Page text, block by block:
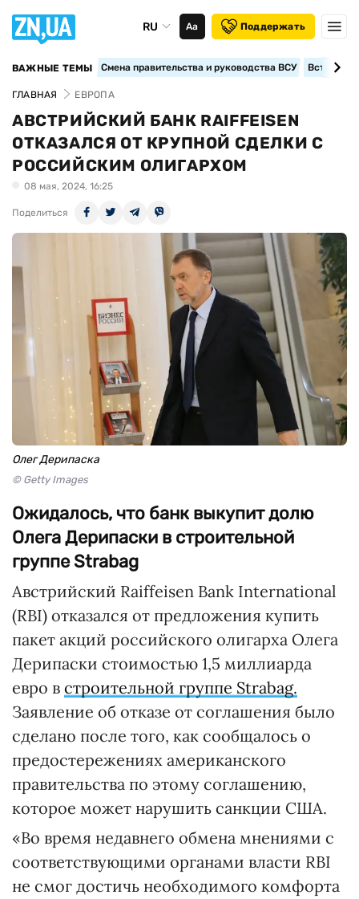
RU Аа Поддержать
ВАЖНЫЕ ТЕМЫ Смена правительства и руководства ВСУ
ГЛАВНАЯ ЕВРОПА
АВСТРИЙСКИЙ БАНК RAIFFEISEN
ОТКАЗАЛСЯ ОТ КРУПНОЙ СДЕЛКИ С
РОССИЙСКИМ ОЛИГАРХОМ
08 мая, 2024, 16:25
Поделиться
Олег Дерипаска
© Getty Images
Ожидалось, что банк выкупит долю
Олега Дерипаски в строительной
группе Strabag
Австрийский Raiffeisen Bank International
(RBI) отказался от предложения купить
пакет акций российского олигарха Олега
Дерипаски стоимостью 1,5 миллиарда
евро в строительной группе Strabag.
Заявление об отказе от соглашения было
сделано после того, как сообщалось о
предостережениях американского
правительства по этому соглашению,
которое может нарушить санкции США.
«Во время недавнего обмена мнениями с
соответствующими органами власти RBI
не смог достичь необходимого комфорта